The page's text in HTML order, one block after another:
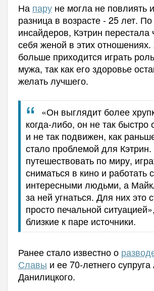
На паруне могла не повлиять
разница в возрасте - 25 лет.
инсайдеров, Кэтрин перестала
себя женой в этих
больше приходится играть
мужа, так как его здоровье
желать лучшего.
«Он выглядит более
когда-либо, он не так быстро
и не так подвижен, как
стало проблемой для
путешествовать по миру,
сниматься в кино и работать с
интересными людьми, а
за ней угнаться. Для них это
просто печальной
близкие к паре источники.
Ранее стало известно о
Славы и ее 70-летнего супруга
Данилицкого.